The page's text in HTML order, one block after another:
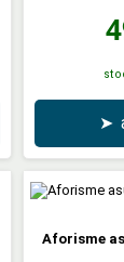
➤
Aforisme